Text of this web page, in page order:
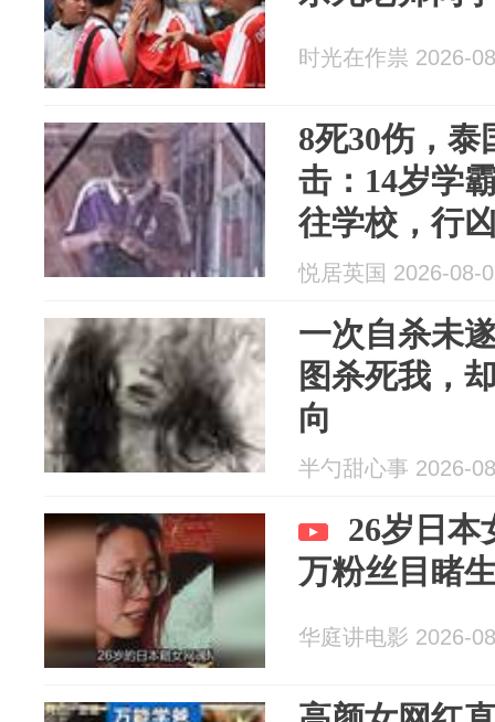
时光在作祟 2026-
8死30伤，
击：14岁学
往学校，行
过大
悦居英国 2026-08-
一次自杀未
图杀死我，
向
半勺甜心事 2026-
26岁日本
万粉丝目睹
华庭讲电影 2026-